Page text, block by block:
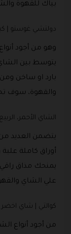
بياك للقهوة
دولتشي غوستو |
وهو من أجود
يتوسط بين
بارد او ساخن
والقهوة، سوف
الشاي الأحمر، الربيع
يتضمن العديد من
أوراق كاملة
يمنحك مذاق
علي الشاي
كوالتي | شاي اخضر
من أجود أنواع